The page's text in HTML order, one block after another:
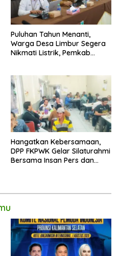
Puluhan Tahun Menanti,
Warga Desa Limbur Segera
Nikmati Listrik, Pemkab
Hangatkan Kebersamaan,
DPP FKPWK Gelar Silaturahmi
Bersama Insan Pers dan